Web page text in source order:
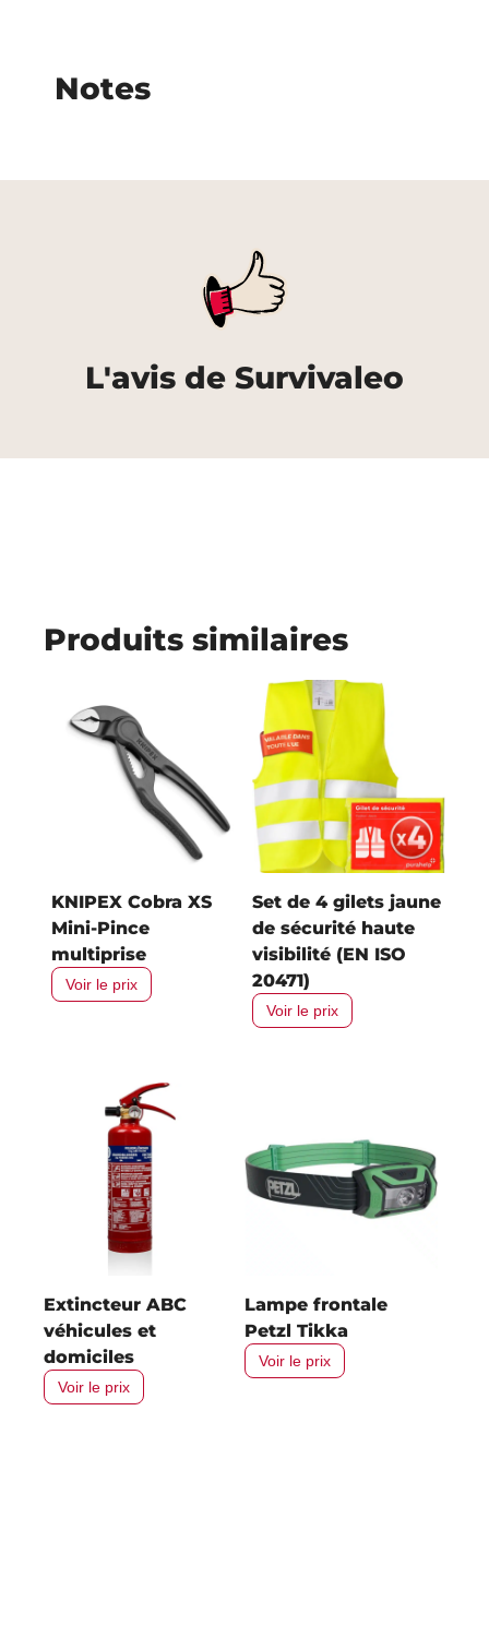
Notes
L'avis de Survivaleo
Produits similaires
KNIPEX Cobra XS
Mini-Pince
multiprise
Voir le prix
Set de 4 gilets jaune
de sécurité haute
visibilité (EN ISO
20471)
Voir le prix
Extincteur ABC
véhicules et
domiciles
Voir le prix
Lampe frontale
Petzl Tikka
Voir le prix